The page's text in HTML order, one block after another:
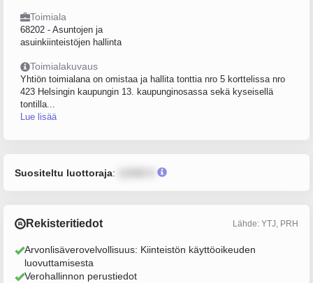
Toimiala
68202 - Asuntojen ja
asuinkiinteistöjen hallinta
Toimialakuvaus
Yhtiön toimialana on omistaa ja hallita tonttia nro 5 korttelissa nro
423 Helsingin kaupungin 13. kaupunginosassa sekä kyseisellä
tontilla...
Lue lisää
Suositeltu luottoraja:
Rekisteritiedot Lähde: YTJ, PRH
Arvonlisäverovelvollisuus: Kiinteistön käyttöoikeuden
luovuttamisesta
Verohallinnon perustiedot